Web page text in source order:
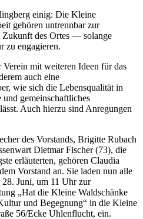
einig: Die Kleine
gehören untrennbar zur
Zukunft des Ortes — solange
zu engagieren.
mit weiteren Ideen für das
auch eine
wie sich die Lebensqualität in
gemeinschaftliches
Auch hierzu sind Anregungen
des Vorstands, Brigitte Rubach
Dietmar Fischer (73), die
erläuterten, gehören Claudia
Vorstand an. Sie laden nun alle
28. Juni, um 11 Uhr zur
„Hat die Kleine Waldschänke
und Begegnung“ in die Kleine
56/Ecke Uhlenflucht, ein.